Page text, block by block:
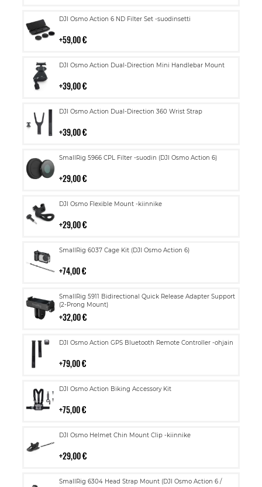
DJI Osmo Action 6 ND Filter Set -suodinsetti
59,00 €
Lisää
DJI Osmo Action Dual-Direction Mini Handlebar Mount
39,00 €
Lisää
DJI Osmo Action Dual-Direction 360 Wrist Strap
39,00 €
Lisää
SmallRig 5966 CPL Filter -suodin (DJI Osmo Action 6)
29,00 €
Lisää
DJI Osmo Flexible Mount -kiinnike
29,00 €
Lisää
SmallRig 6037 Cage Kit (DJI Osmo Action 6)
74,00 €
Lisää
SmallRig 5911 Bidirectional Quick Release Adapter Support
(2-Prong Mount)
32,00 €
Lisää
ostoskoriin
DJI Osmo Action GPS Bluetooth Remote Controller -ohjain
79,00 €
Lisää
DJI Osmo Action Biking Accessory Kit
75,00 €
Lisää
DJI Osmo Helmet Chin Mount Clip -kiinnike
29,00 €
Lisää
SmallRig 6304 Head Strap Mount (DJI Osmo Action 6 /
Lisää